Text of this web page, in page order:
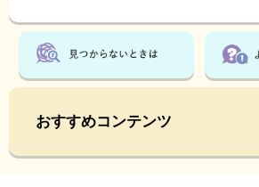
おすすめコンテンツ